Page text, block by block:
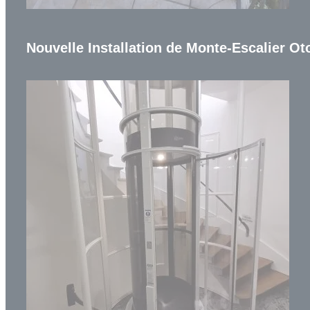
Nouvelle Installation de Monte-Escalier